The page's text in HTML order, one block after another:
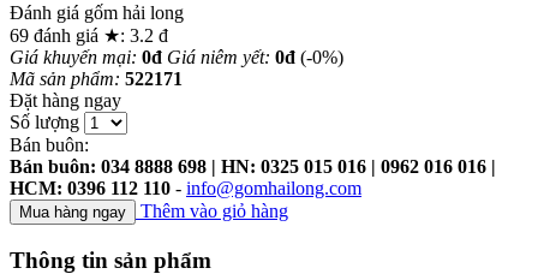
Đánh giá gốm hải long
69 đánh giá ★: 3.2 đ
Giá khuyến mại: 0đ Giá niêm yết: 0đ (-0%)
Mã sản phẩm: 522171
Đặt hàng ngay
Số lượng
Bán buôn:
Bán buôn: 034 8888 698 | HN: 0325 015 016 | 0962 016 016 |
HCM: 0396 112 110 - info@gomhailong.com
Thêm vào giỏ hàng
Thông tin sản phẩm